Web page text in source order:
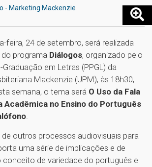
- Marketing Mackenzie
feira, 24 de setembro, será realizada
programa Diálogos, organizado pelo
em Letras (PPGL) da
Mackenzie (UPM), às 18h30,
semana, o tema será O Uso da Fala
Acadêmica no Ensino do Português
.
de outros processos audiovisuais para
uma série de implicações e de
conceito de variedade do português e